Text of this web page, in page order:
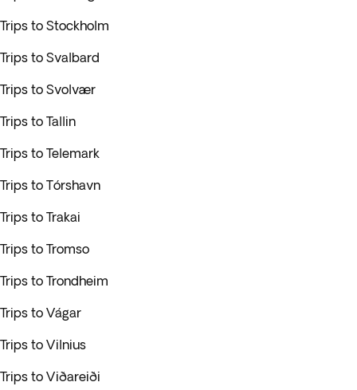
Trips to Stockholm
Trips to Svalbard
Trips to Svolvær
Trips to Tallin
Trips to Telemark
Trips to Tórshavn
Trips to Trakai
Trips to Tromso
Trips to Trondheim
Trips to Vágar
Trips to Vilnius
Trips to Viðareiði